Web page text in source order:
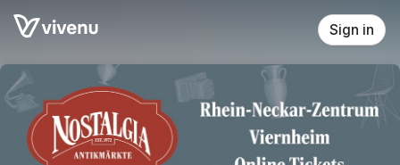
Skip header
Sign in